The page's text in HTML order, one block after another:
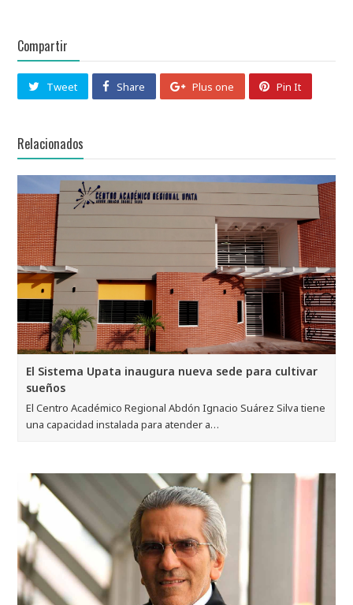
Compartir
Tweet Share Plus one Pin It
Relacionados
El Sistema Upata inaugura nueva sede para cultivar
sueños
El Centro Académico Regional Abdón Ignacio Suárez Silva tiene
una capacidad instalada para atender a…